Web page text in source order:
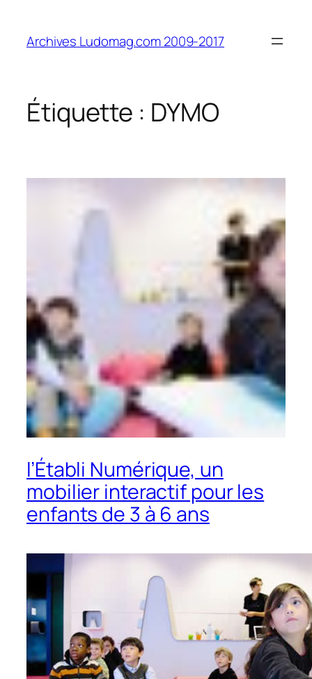
contenu
Archives Ludomag.com 2009-2017
Étiquette : DYMO
l’Établi Numérique, un
mobilier interactif pour les
enfants de 3 à 6 ans